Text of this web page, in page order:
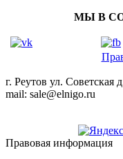
МЫ В
г. Реутов ул. Советская
mail: sale@elnigo.ru
Правовая информация